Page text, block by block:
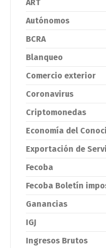
ART
Autónomos
BCRA
Blanqueo
Comercio exterior
Coronavirus
Criptomonedas
Economía del
Exportación de
Fecoba
Fecoba Boletín
Ganancias
IGJ
Ingresos Brutos